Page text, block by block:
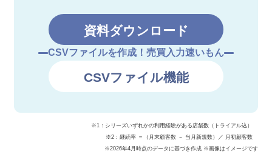
資料ダウンロード
CSVファイルを作成！売買入力速いもん
CSVファイル機能
※1：シリーズいずれかの利用経験がある店舗数（トライアル込）
※2：継続率 ＝（月末顧客数 － 当月新規数）／ 月初顧客数
※2026年4月時点のデータに基づき作成 ※画像はイメージです